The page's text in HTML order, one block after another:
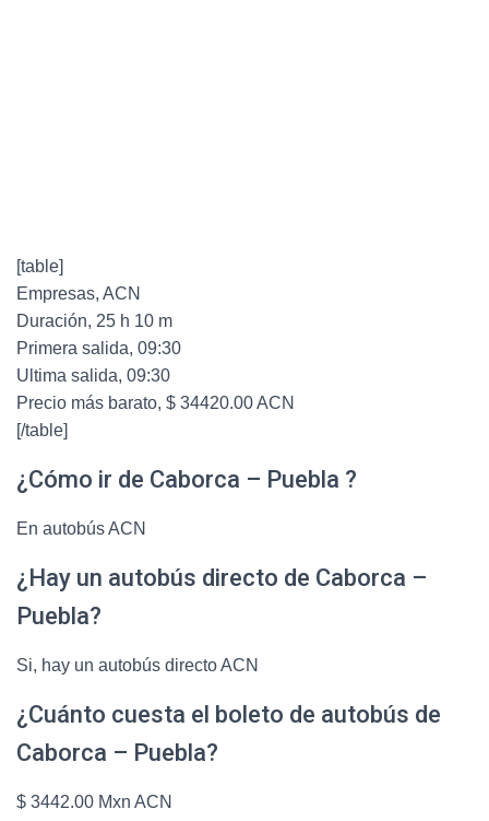
[table]
Empresas, ACN
Duración, 25 h 10 m
Primera salida, 09:30
Ultima salida, 09:30
Precio más barato, $ 34420.00 ACN
[/table]
¿Cómo ir de Caborca – Puebla ?
En autobús ACN
¿Hay un autobús directo de Caborca –
Puebla?
Si, hay un autobús directo ACN
¿Cuánto cuesta el boleto de autobús de
Caborca – Puebla?
$ 3442.00 Mxn ACN